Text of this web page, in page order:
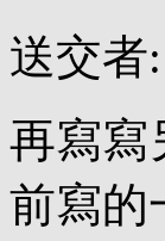
送交者
再寫寫
前寫的